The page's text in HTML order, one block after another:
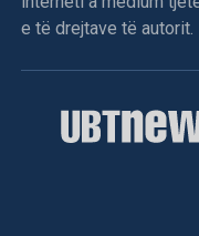
e të drejtave të autorit.